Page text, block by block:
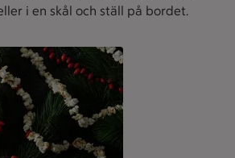
i en skål och ställ på bordet.